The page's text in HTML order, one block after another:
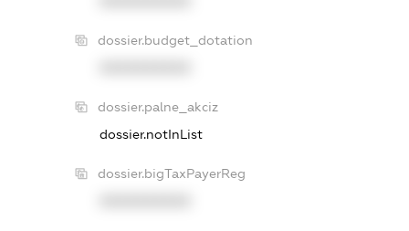
dossier.budget_dotation
dossier.palne_akciz
dossier.notInList
dossier.bigTaxPayerReg